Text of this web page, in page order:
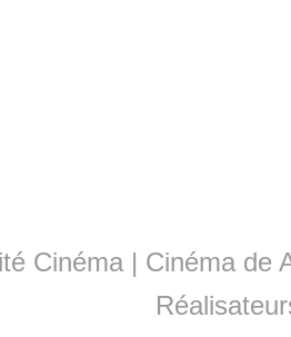
Cinéma | Cinéma de